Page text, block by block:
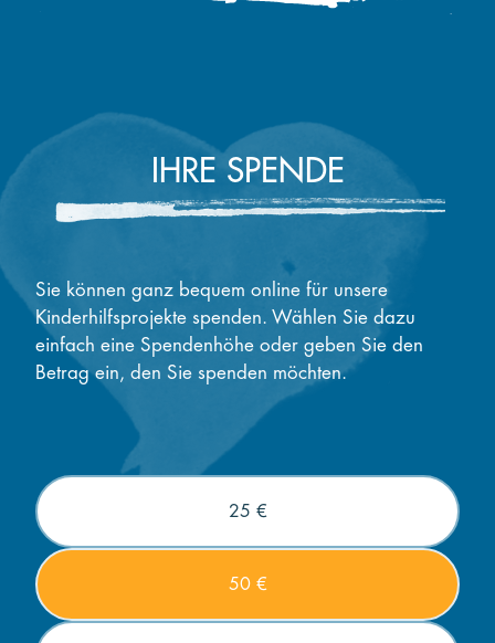
IHRE SPENDE
Sie können ganz bequem online für unsere
Kinderhilfsprojekte spenden. Wählen Sie dazu
einfach eine Spendenhöhe oder geben Sie den
Betrag ein, den Sie spenden möchten.
25 €
50 €